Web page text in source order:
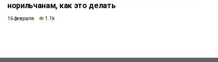
норильчанам, как это делать
16 февраля 1.1k